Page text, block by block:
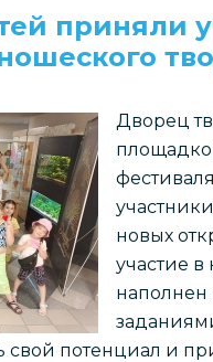
приняли
Дворец
новых
участие
наполнен
свой потенциал и